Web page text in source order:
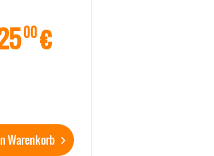
00€
Warenkorb